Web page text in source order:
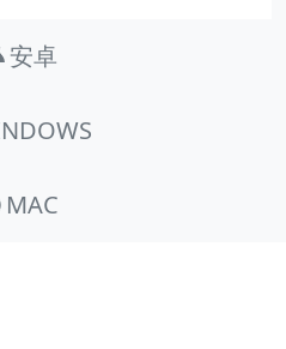
安卓
MAC